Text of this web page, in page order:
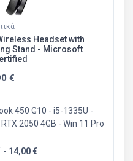
Headset with
Stand - Microsoft
€
450 G10 - i5-1335U -
2050 4GB - Win 11 Pro
- 14,00 €